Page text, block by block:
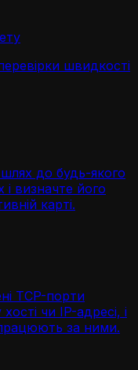
швидкості
до будь-якого
визначте його
карті.
TCP-порти
чи IP-адресі, і
за ними.